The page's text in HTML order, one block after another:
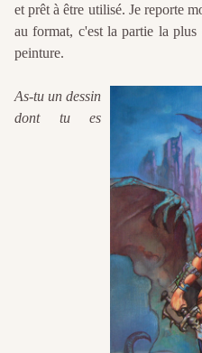
et prêt à être utilisé. Je reporte
au format, c'est la partie la plus
peinture.
As-tu un dessin
dont tu es